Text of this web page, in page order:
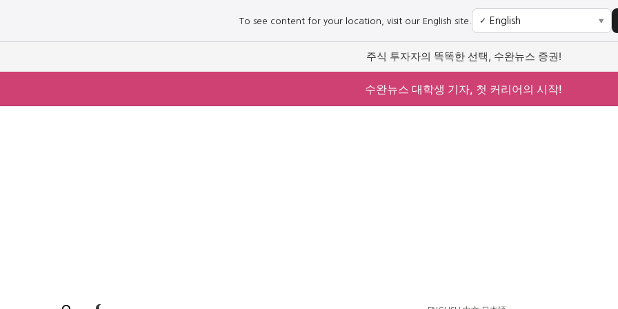
To see content for your location, visit our English site. ✓ ▼
주식 투자자의 똑똑한 선택, 수완뉴스 증권!
수완뉴스 대학생 기자, 첫 커리어의 시작!